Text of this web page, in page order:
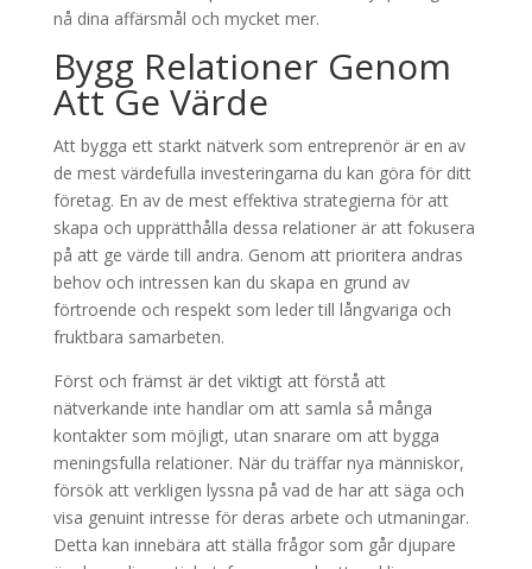
nå dina affärsmål och mycket mer.
Bygg Relationer Genom
Att Ge Värde
Att bygga ett starkt nätverk som entreprenör är en av
de mest värdefulla investeringarna du kan göra för ditt
företag. En av de mest effektiva strategierna för att
skapa och upprätthålla dessa relationer är att fokusera
på att ge värde till andra. Genom att prioritera andras
behov och intressen kan du skapa en grund av
förtroende och respekt som leder till långvariga och
fruktbara samarbeten.
Först och främst är det viktigt att förstå att
nätverkande inte handlar om att samla så många
kontakter som möjligt, utan snarare om att bygga
meningsfulla relationer. När du träffar nya människor,
försök att verkligen lyssna på vad de har att säga och
visa genuint intresse för deras arbete och utmaningar.
Detta kan innebära att ställa frågor som går djupare